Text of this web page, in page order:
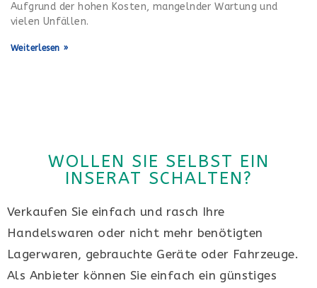
Aufgrund der hohen Kosten, mangelnder Wartung und
vielen Unfällen.
Weiterlesen »
WOLLEN SIE SELBST EIN
INSERAT SCHALTEN?
Verkaufen Sie einfach und rasch Ihre
Handelswaren oder nicht mehr benötigten
Lagerwaren, gebrauchte Geräte oder Fahrzeuge.
Als Anbieter können Sie einfach ein günstiges